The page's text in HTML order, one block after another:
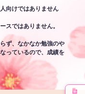
向けではありません
スではありません。
ず、なかなか勉強のや
っているので、成績を